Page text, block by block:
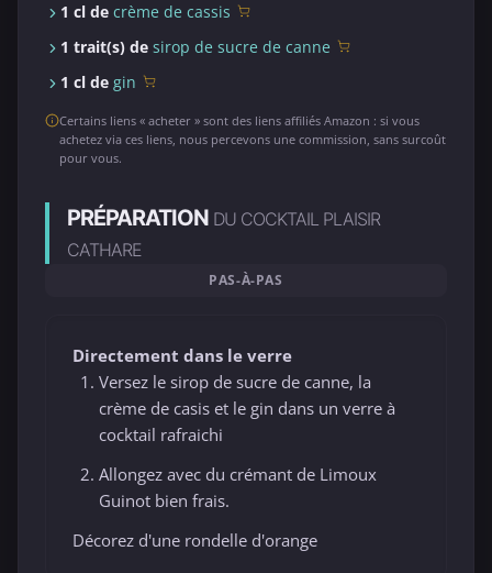
1 cl de crème de cassis
1 trait(s) de sirop de sucre de canne
1 cl de gin
Certains liens « acheter » sont des liens affiliés Amazon : si vous
achetez via ces liens, nous percevons une commission, sans surcoût
pour vous.
PRÉPARATION DU COCKTAIL PLAISIR
CATHARE
PAS-À-PAS
Directement dans le verre
Versez le sirop de sucre de canne, la
crème de casis et le gin dans un verre à
cocktail rafraichi
Allongez avec du crémant de Limoux
Guinot bien frais.
Décorez d'une rondelle d'orange